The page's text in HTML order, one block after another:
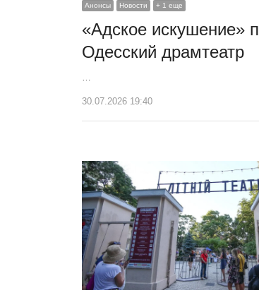
Анонсы Новости + 1 еще
«Адское искушение»
Одесский драмтеатр
30.07.2026 19:40